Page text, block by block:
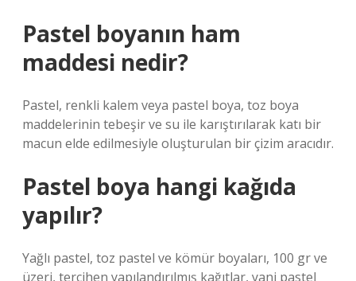
Pastel boyanın ham
maddesi nedir?
Pastel, renkli kalem veya pastel boya, toz boya
maddelerinin tebeşir ve su ile karıştırılarak katı bir
macun elde edilmesiyle oluşturulan bir çizim aracıdır.
Pastel boya hangi kağıda
yapılır?
Yağlı pastel, toz pastel ve kömür boyaları, 100 gr ve
üzeri, tercihen yapılandırılmış kağıtlar, yani pastel